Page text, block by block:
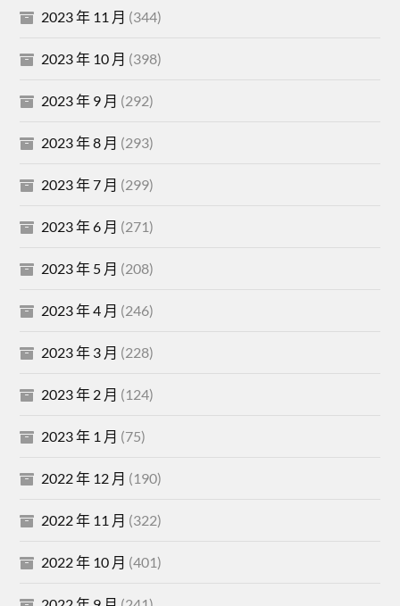
2023 年 11 月 (344)
2023 年 10 月 (398)
2023 年 9 月 (292)
2023 年 8 月 (293)
2023 年 7 月 (299)
2023 年 6 月 (271)
2023 年 5 月 (208)
2023 年 4 月 (246)
2023 年 3 月 (228)
2023 年 2 月 (124)
2023 年 1 月 (75)
2022 年 12 月 (190)
2022 年 11 月 (322)
2022 年 10 月 (401)